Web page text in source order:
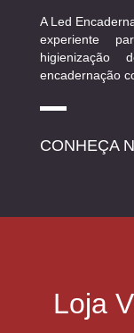
A Led
experiente
higienização
encadernação
CONHEÇA
Loja